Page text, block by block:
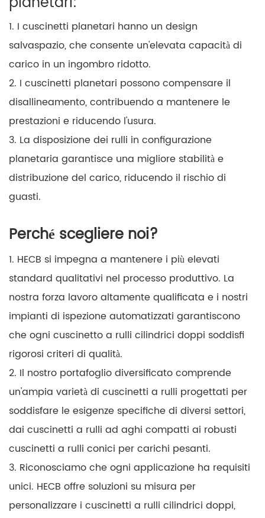
1. I cuscinetti planetari hanno un design
salvaspazio, che consente un'elevata capacità di
carico in un ingombro ridotto.
2. I cuscinetti planetari possono compensare il
disallineamento, contribuendo a mantenere le
prestazioni e riducendo l'usura.
3. La disposizione dei rulli in configurazione
planetaria garantisce una migliore stabilità e
distribuzione del carico, riducendo il rischio di
guasti.
Perché scegliere noi?
1. HECB si impegna a mantenere i più elevati
standard qualitativi nel processo produttivo. La
nostra forza lavoro altamente qualificata e i nostri
impianti di ispezione automatizzati garantiscono
che ogni cuscinetto a rulli cilindrici doppi soddisfi
rigorosi criteri di qualità.
2. Il nostro portafoglio diversificato comprende
un'ampia varietà di cuscinetti a rulli progettati per
soddisfare le esigenze specifiche di diversi settori,
dai cuscinetti a rulli ad aghi compatti ai robusti
cuscinetti a rulli conici per carichi pesanti.
3. Riconosciamo che ogni applicazione ha requisiti
unici. HECB offre soluzioni su misura per
personalizzare i cuscinetti a rulli cilindrici doppi,